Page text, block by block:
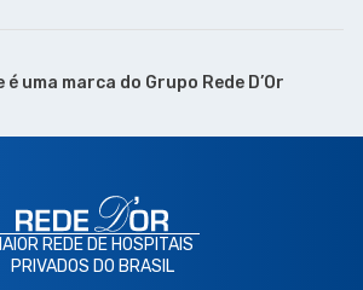
é uma marca do Grupo Rede D’Or
REDE DE HOSPITAIS
PRIVADOS DO BRASIL